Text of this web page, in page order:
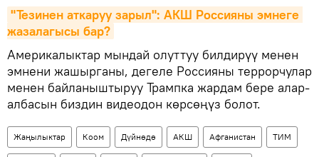
"Тезинен аткаруу зарыл": АКШ Россияны эмнеге
жазалагысы бар?
Америкалыктар мындай олуттуу билдирүү менен
эмнени жашырганы, дегеле Россияны террорчулар
менен байланыштыруу Трампка жардам бере алар-
албасын биздин видеодон көрсөңүз болот.
Жаңылыктар Коом Дүйнөдө АКШ Афганистан ТИМ